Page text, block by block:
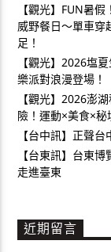
【觀光】FUN暑
威野餐日～單車穿
足！
【觀光】2026塩
樂派對浪漫登場！
【觀光】2026澎
險！運動×美食×秘
【台中訊】正聲
【台東訊】台東
走進臺東
近期留言